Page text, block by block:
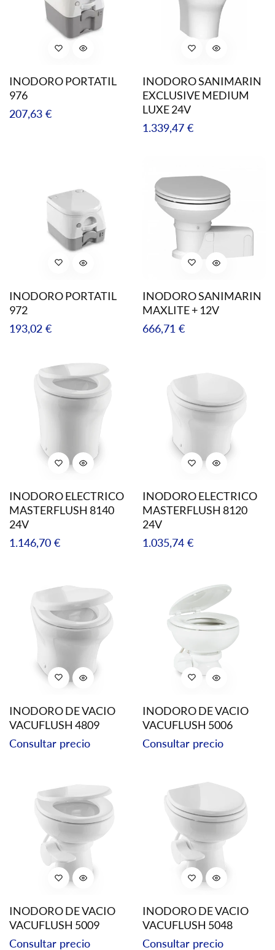
INODORO PORTATIL
976
Precio
207,63 €
INODORO SANIMARIN
EXCLUSIVE MEDIUM
LUXE 24V
Precio
1.339,47 €
INODORO PORTATIL
972
Precio
193,02 €
INODORO SANIMARIN
MAXLITE + 12V
Precio
666,71 €
INODORO ELECTRICO
MASTERFLUSH 8140
24V
Precio
1.146,70 €
INODORO ELECTRICO
MASTERFLUSH 8120
24V
Precio
1.035,74 €
INODORO DE VACIO
VACUFLUSH 4809
Precio
Consultar precio
INODORO DE VACIO
VACUFLUSH 5006
Precio
Consultar precio
INODORO DE VACIO
VACUFLUSH 5009
Precio
Consultar precio
INODORO DE VACIO
VACUFLUSH 5048
Precio
Consultar precio